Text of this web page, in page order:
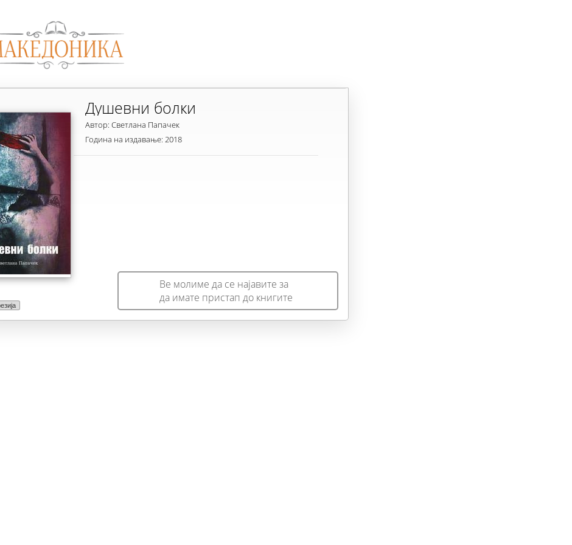
Душевни болки
Автор: Светлана Папачек
Година на издавање: 2018
Ве молиме да се најавите за
да имате пристап до книгите